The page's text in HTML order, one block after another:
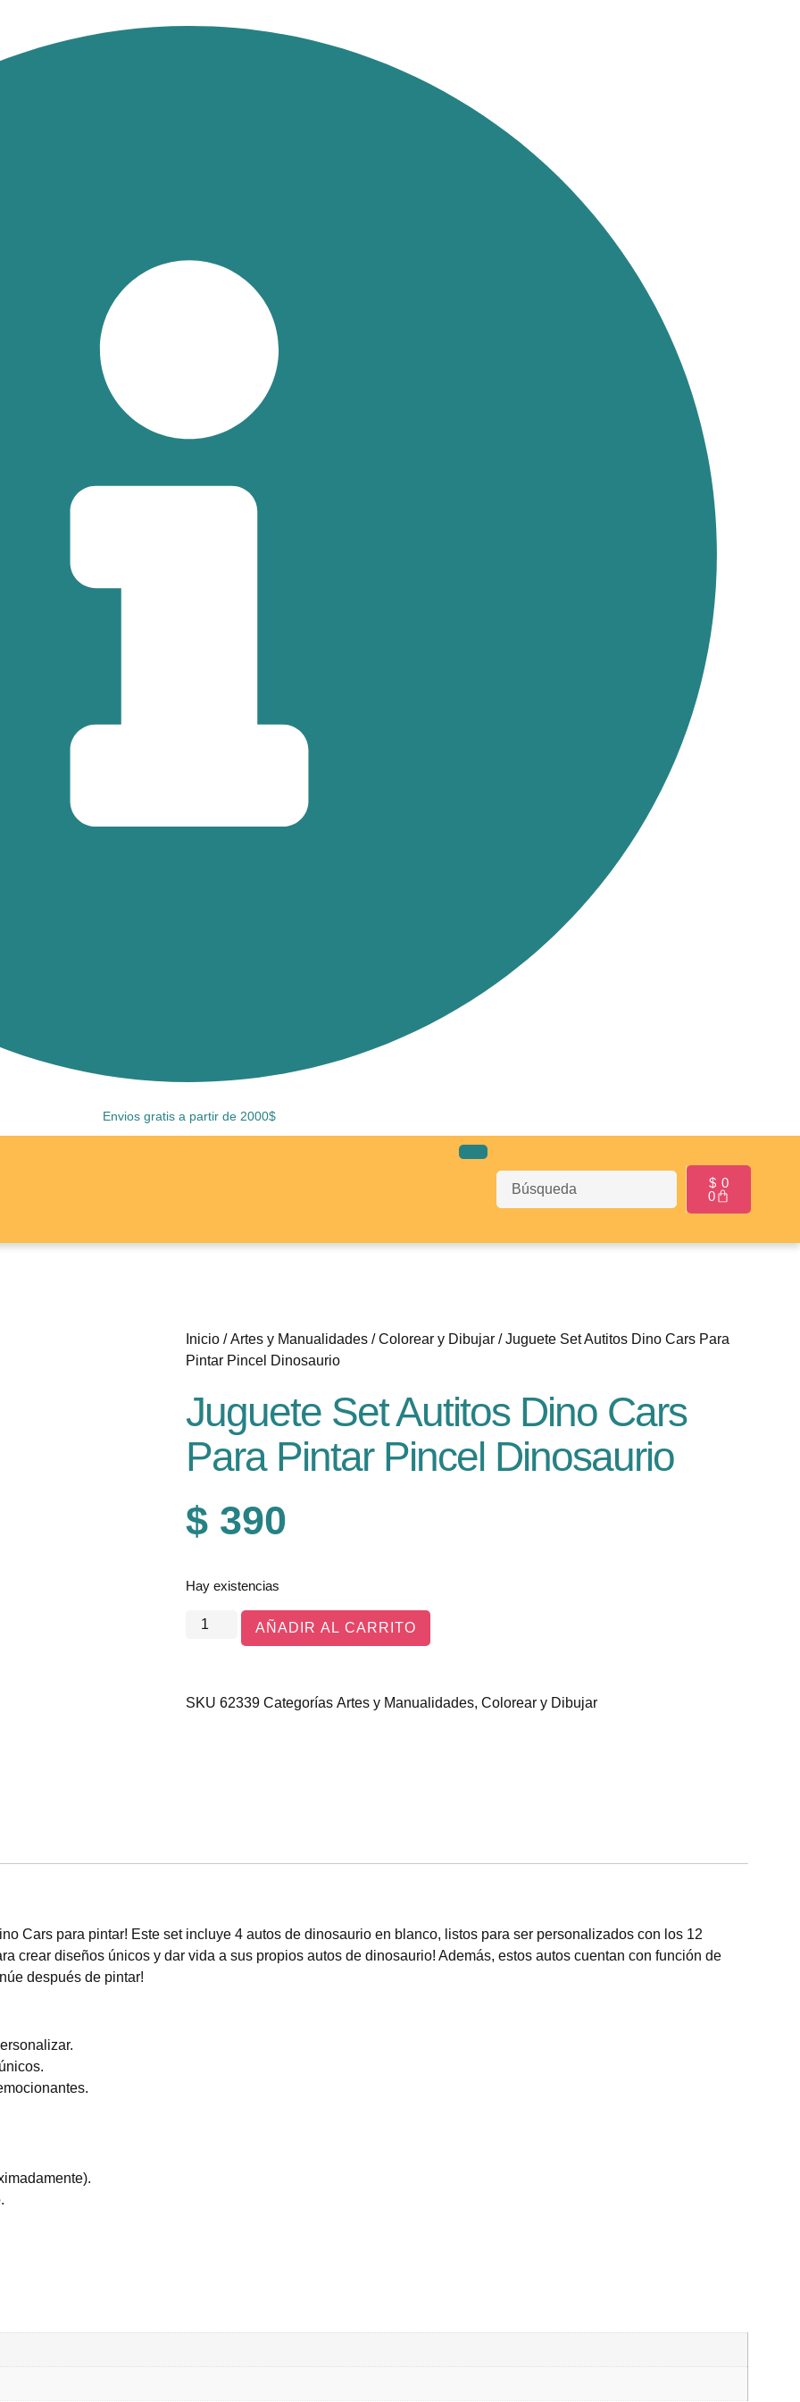
Envios gratis a partir de 2000$
$ 0
0
Inicio /Artes y Manualidades /Colorear y Dibujar / Juguete Set Autitos Dino Cars Para
Pintar Pincel Dinosaurio
Juguete Set Autitos Dino Cars
Para Pintar Pincel Dinosaurio
$ 390
Hay existencias
AÑADIR AL CARRITO
SKU 62339 Categorías Artes y Manualidades, Colorear y Dibujar
Cars para pintar! Este set incluye 4 autos de dinosaurio en blanco, listos para ser personalizados con los 12
crear diseños únicos y dar vida a sus propios autos de dinosaurio! Además, estos autos cuentan con función de
después de pintar!